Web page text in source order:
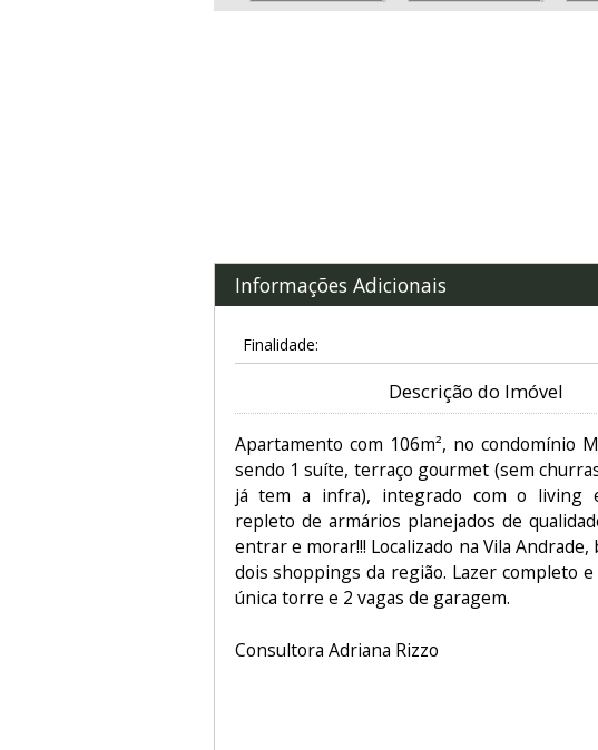
Informações Adicionais
Finalidade:
Descrição do Imóvel
Apartamento com 106m², no condomínio
sendo 1 suíte, terraço gourmet (sem
já tem a infra), integrado com o living
repleto de armários planejados de
entrar e morar!!! Localizado na Vila
dois shoppings da região. Lazer completo
única torre e 2 vagas de garagem.
Consultora Adriana Rizzo